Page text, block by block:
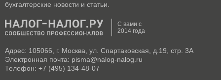
бухгалтерские новости и статьи.
С вами с
2014 года
Адрес: 105066, г. Москва, ул. Спартаковская, д.19, стр. 3А
Электронная почта: pisma@nalog-nalog.ru
Телефон: +7 (495) 134-48-07